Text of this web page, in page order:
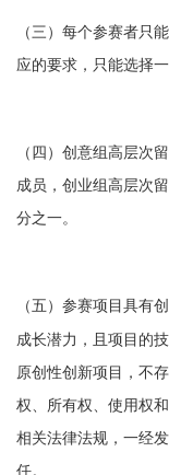
（三）每个参赛者只
应的要求，只能选择
（四）创意组高层次
成员，创业组高层次
分之一。
（五）参赛项目具有
成长潜力，且项目的
原创性创新项目，不
权、所有权、使用权
相关法律法规，一经
任。